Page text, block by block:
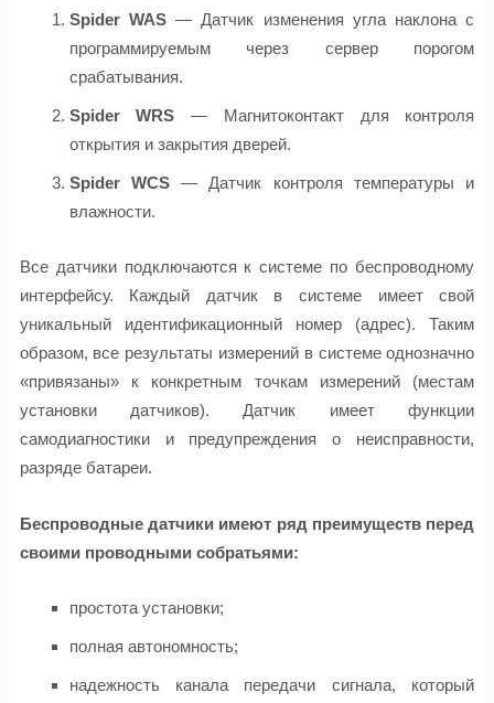
Spider WAS— Датчик изменения угла наклона с
программируемым через сервер порогом
срабатывания.
Spider WRS — Магнитоконтакт для контроля
открытия и закрытия дверей.
Spider WCS— Датчик контроля температуры и
влажности.
Все датчики подключаются к системе по беспроводному
интерфейсу. Каждый датчик в системе имеет свой
уникальный идентификационный номер (адрес). Таким
образом, все результаты измерений в системе однозначно
«привязаны» к конкретным точкам измерений (местам
установки датчиков). Датчик имеет функции
самодиагностики и предупреждения о неисправности,
разряде батареи.
Беспроводные датчики имеют ряд преимуществ перед
своими проводными собратьями:
простота установки;
полная автономность;
надежность канала передачи сигнала, который